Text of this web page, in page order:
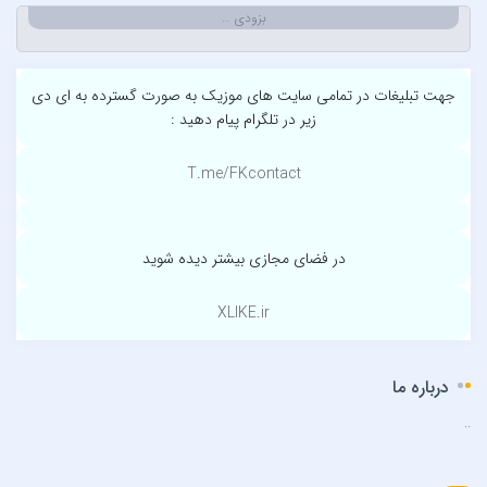
آرتی
آرتین بهادری
آرش ای پی
بزودی …
جهت تبلیغات در تمامی سایت های موزیک به صورت گسترده به ای دی
زیر در تلگرام پیام دهید :
T.me/FKcontact
در فضای مجازی بیشتر دیده شوید
XLIKE.ir
درباره ما
..